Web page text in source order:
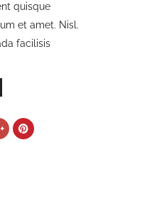
quisque
et amet. Nisl.
facilisis